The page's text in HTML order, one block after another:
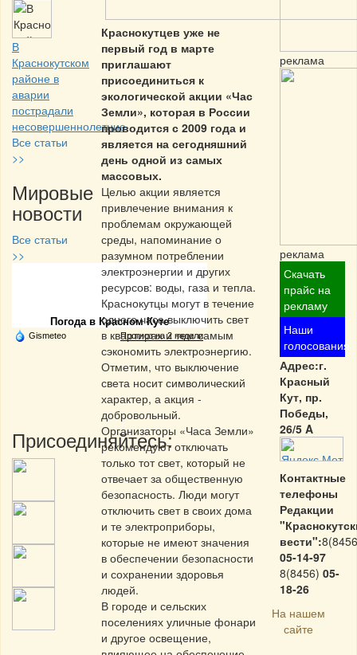
В
Краснокутском
районе в
аварии
пострадали
несовершеннолетние
Все статьи
>>
Мировые
новости
Все статьи
>>
Частная реклама
Погода в Красном Куте
Gismeteo Прогноз на 2 недели
Присоединяйтесь:
Краснокутцев уже не
первый год в марте
приглашают
присоединиться к
экологической акции «Час
Земли», которая в России
проводится с 2009 года и
является на сегодняшний
день одной из самых
массовых.
Целью акции является
привлечение внимания к
проблемам окружающей
среды, напоминание о
разумном потреблении
электроэнергии и других
ресурсов: воды, газа и тепла.
Краснокутцы могут в течение
одного часа выключить свет
в квартирах и тем самым
сэкономить электроэнергию.
Отметим, что выключение
света носит символический
характер, а акция -
добровольный.
Организаторы «Часа Земли»
рекомендуют отключать
только тот свет, который не
отвечает за общественную
безопасность. Люди могут
отключить свет в своих дома
и те электроприборы,
которые не имеют значения
в обеспечении безопасности
и сохранении здоровья
людей.
В городе и сельских
поселениях уличные фонари
и другое освещение,
реклама
реклама
Скачать
прайс на
рекламу
Наши
голосования
Адрес:г.
Красный
Кут, пр.
Победы,
26/5 A
Контактные
телефоны
Редакции
вести":
05-14-97
8(8456) 05-
18-26
На нашем
сайте